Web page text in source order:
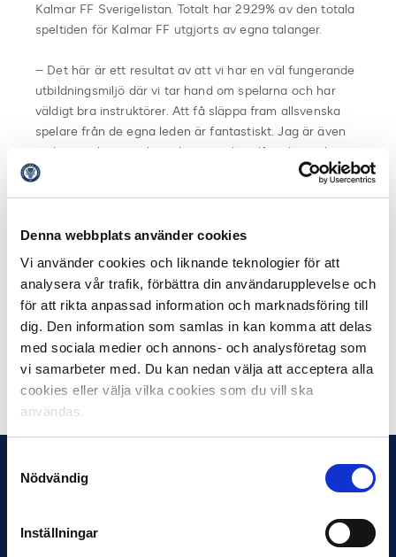
Denna webbplats använder cookies
Vi använder cookies och liknande teknologier för att
analysera vår trafik, förbättra din användarupplevelse och
för att rikta anpassad information och marknadsföring till
dig. Den information som samlas in kan komma att delas
med sociala medier och annons- och analysföretag som
vi samarbeter med. Du kan nedan välja att acceptera alla
cookies eller välja vilka cookies som du vill ska
användas.
Nödvändig
Inställningar
Kalmar FF Sverigelistan. Totalt har 29.29% av den totala
speltiden för Kalmar FF utgjorts av egna talanger.
– Det här är ett resultat av att vi har en väl fungerande
utbildningsmiljö där vi tar hand om spelarna och har
väldigt bra instruktörer. Att få släppa fram allsvenska
spelare från de egna leden är fantastiskt. Jag är även
stolt att vi har en vilja och ett mod att låta de ta plats
och vara en viktig del av vårt lag i Allsvenskan. Detta
med och konkurrera om spelare på nationell nivå på ett
roligt, säger Kalmar FF:s klubbchef Mattias Rosenlund
till egna hemsidan .
Läs mer på CIES Football Observatorys hemsida
Dela på Facebook Dela på Twitter